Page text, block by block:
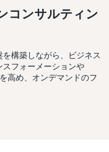
コンサルティン
構築しながら、ビジネス
フォーメーションや
高め、オンデマンドのフ